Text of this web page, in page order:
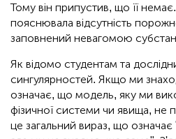
Тому він припустив, що її
пояснювала відсутність
заповнений невагомою
Як відомо студентам та
сингулярностей. Якщо ми
означає, що модель, яку ми
фізичної системи чи явища,
це загальний вираз, що означає